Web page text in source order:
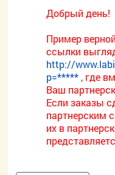
Добрый день!
Пример
ссылки
http://
p=***** , где
Ваш
Если заказы
партнерским
их в